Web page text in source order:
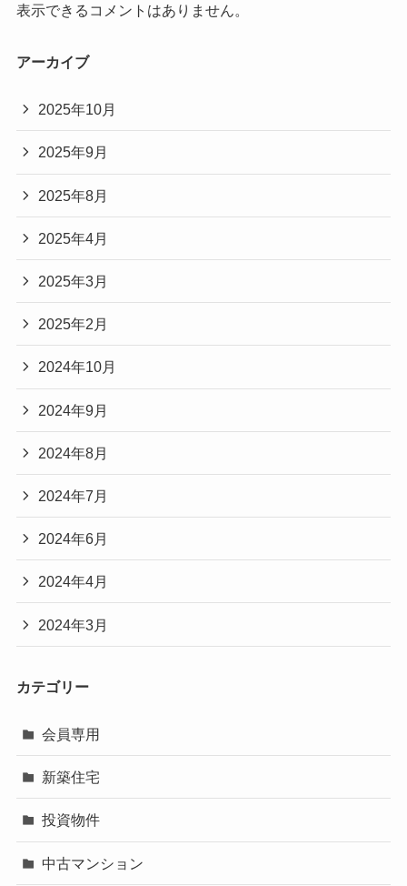
表示できるコメントはありません。
アーカイブ
2025年10月
2025年9月
2025年8月
2025年4月
2025年3月
2025年2月
2024年10月
2024年9月
2024年8月
2024年7月
2024年6月
2024年4月
2024年3月
カテゴリー
会員専用
新築住宅
投資物件
中古マンション